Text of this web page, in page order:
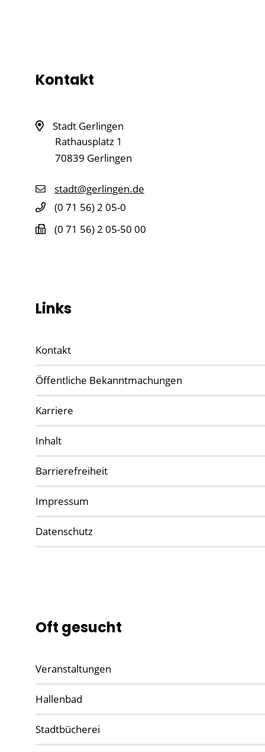
Kontakt
Stadt Gerlingen
Rathausplatz 1
70839 Gerlingen
stadt@gerlingen.de
(0 71 56) 2 05-0
(0 71 56) 2 05-50 00
Links
Kontakt
Öffentliche Bekanntmachungen
Karriere
Inhalt
Barrierefreiheit
Impressum
Datenschutz
Oft gesucht
Veranstaltungen
Hallenbad
Stadtbücherei